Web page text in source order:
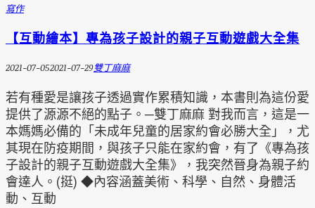
寫作
【互動繪本】專為孩子設計的親子互動遊戲大全集
2021-07-052021-07-29雙丁麻麻
若有種愛是讓孩子透過實作累積知識，本書則為這份愛
提供了源源不絕的點子。─雙丁麻麻 對我而言，這是一
本媽媽必備的「未成年兒童的居家約會必勝大全」，尤
其現在防疫期間，與孩子只能在家約會，有了《專為孩
子設計的親子互動遊戲大全集》，我突然晉身為親子約
會達人。(挺) ◆內容涵蓋美術、科學、自然、身體活
動、互動